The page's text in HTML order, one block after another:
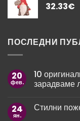
32.33€
ПОСЛЕДНИ
20
фев.
10
зарадваме
за
24
ян.
Стилни